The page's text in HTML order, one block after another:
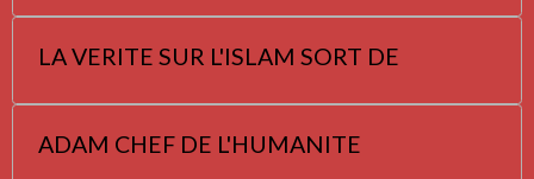
LA VERITE SUR L'ISLAM SORT DE
ADAM CHEF DE L'HUMANITE